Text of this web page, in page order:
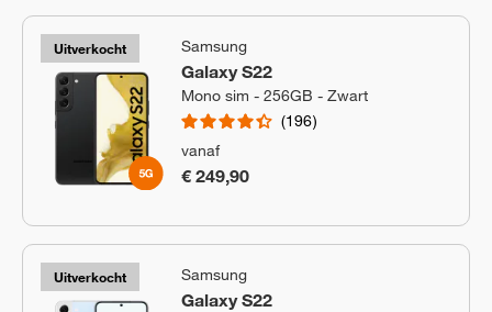
Uitverkocht Samsung
Galaxy S22
Mono sim - 256GB - Zwart
196
vanaf
€ 249,90
Uitverkocht Samsung
Galaxy S22